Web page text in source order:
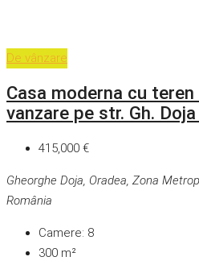
De vânzare
Casa moderna cu
vanzare pe str. Gh.
415,000 €
Gheorghe Doja, Oradea, Zona
România
Camere: 8
300 m²